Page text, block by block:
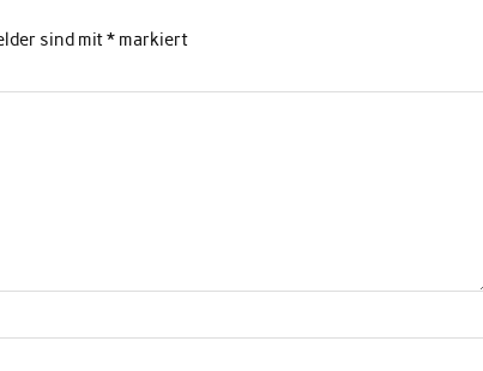
sind mit* markiert